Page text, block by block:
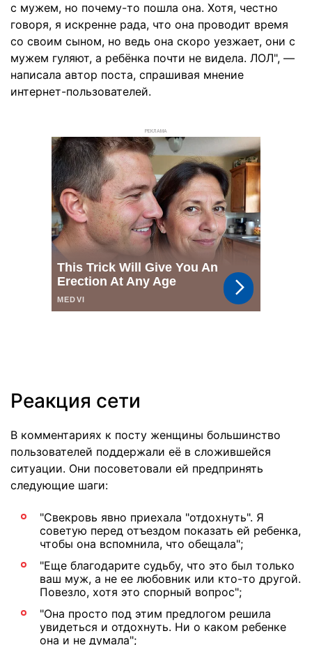
с мужем, но почему-то пошла она. Хотя, честно
говоря, я искренне рада, что она проводит время
со своим сыном, но ведь она скоро уезжает, они с
мужем гуляют, а ребёнка почти не видела. ЛОЛ", —
написала автор поста, спрашивая мнение
интернет-пользователей.
РЕКЛАМА
Реакция сети
В комментариях к посту женщины большинство
пользователей поддержали её в сложившейся
ситуации. Они посоветовали ей предпринять
следующие шаги:
"Свекровь явно приехала "отдохнуть". Я
советую перед отъездом показать ей ребенка,
чтобы она вспомнила, что обещала";
"Еще благодарите судьбу, что это был только
ваш муж, а не ее любовник или кто-то другой.
Повезло, хотя это спорный вопрос";
"Она просто под этим предлогом решила
увидеться и отдохнуть. Ни о каком ребенке
она и не думала";